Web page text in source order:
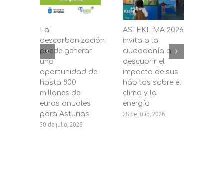
La
descarbonización
puede generar
una
oportunidad de
hasta 800
millones de
euros anuales
para Asturias
30 de julio, 2026
ASTEKLIMA 2026
invita a la
ciudadanía a
descubrir el
impacto de sus
hábitos sobre el
clima y la
energía
28 de julio, 2026